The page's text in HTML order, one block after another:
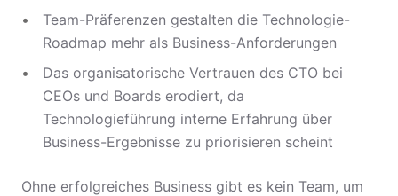
Team-Präferenzen gestalten die Technologie-
Roadmap mehr als Business-Anforderungen
Das organisatorische Vertrauen des CTO bei
CEOs und Boards erodiert, da
Technologieführung interne Erfahrung über
Business-Ergebnisse zu priorisieren scheint
Ohne erfolgreiches Business gibt es kein Team, um